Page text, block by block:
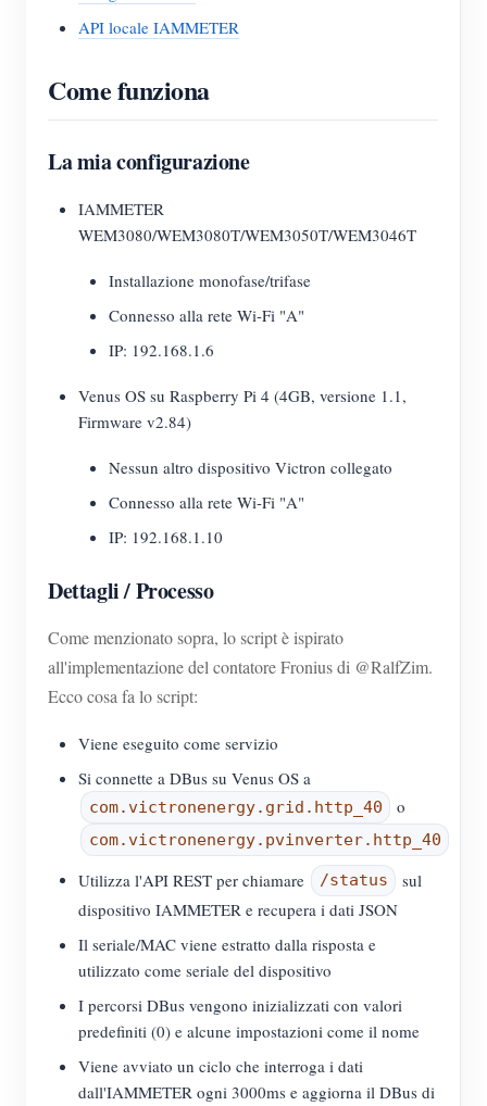
API locale IAMMETER
Come funziona
La mia configurazione
IAMMETER
WEM3080/WEM3080T/WEM3050T/WEM3046T
Installazione monofase/trifase
Connesso alla rete Wi-Fi "A"
IP: 192.168.1.6
Venus OS su Raspberry Pi 4 (4GB, versione 1.1,
Firmware v2.84)
Nessun altro dispositivo Victron collegato
Connesso alla rete Wi-Fi "A"
IP: 192.168.1.10
Dettagli / Processo
Come menzionato sopra, lo script è ispirato
all'implementazione del contatore Fronius di @RalfZim.
Ecco cosa fa lo script:
Viene eseguito come servizio
Si connette a DBus su Venus OS a
com.victronenergy.grid.http_40 o
com.victronenergy.pvinverter.http_40
Utilizza l'API REST per chiamare /status
sul
dispositivo IAMMETER e recupera i dati JSON
Il seriale/MAC viene estratto dalla risposta e
utilizzato come seriale del dispositivo
I percorsi DBus vengono inizializzati con valori
predefiniti (0) e alcune impostazioni come il nome
Viene avviato un ciclo che interroga i dati
dall'IAMMETER ogni 3000ms e aggiorna il DBus di